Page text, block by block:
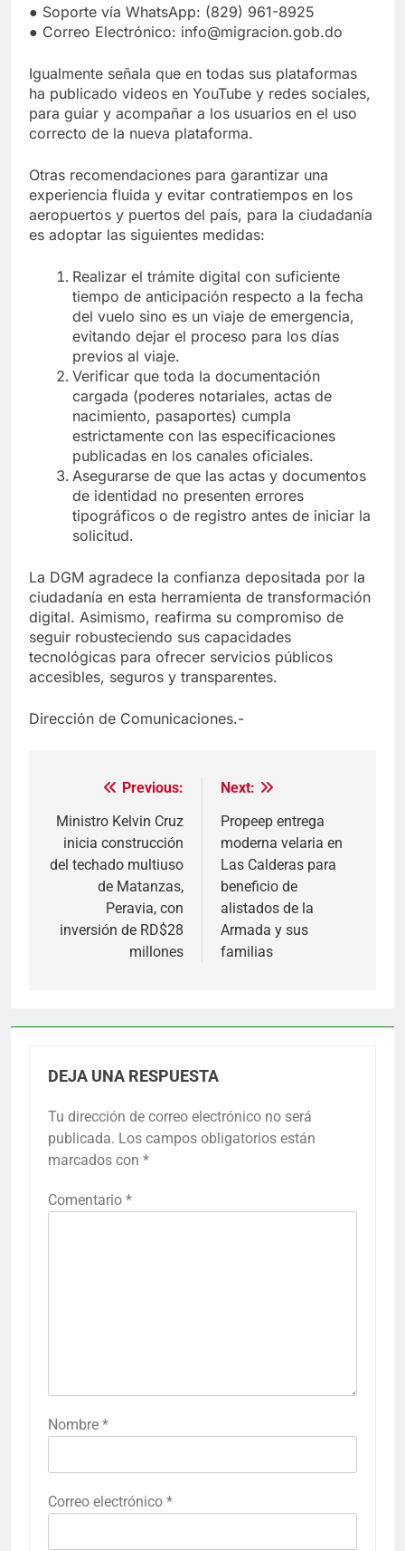
● Soporte vía WhatsApp: (829) 961-8925
● Correo Electrónico: info@migracion.gob.do
Igualmente señala que en todas sus plataformas
ha publicado videos en YouTube y redes sociales,
para guiar y acompañar a los usuarios en el uso
correcto de la nueva plataforma.
Otras recomendaciones para garantizar una
experiencia fluida y evitar contratiempos en los
aeropuertos y puertos del país, para la ciudadanía
es adoptar las siguientes medidas:
Realizar el trámite digital con suficiente
tiempo de anticipación respecto a la fecha
del vuelo sino es un viaje de emergencia,
evitando dejar el proceso para los días
previos al viaje.
Verificar que toda la documentación
cargada (poderes notariales, actas de
nacimiento, pasaportes) cumpla
estrictamente con las especificaciones
publicadas en los canales oficiales.
Asegurarse de que las actas y documentos
de identidad no presenten errores
tipográficos o de registro antes de iniciar la
solicitud.
La DGM agradece la confianza depositada por la
ciudadanía en esta herramienta de transformación
digital. Asimismo, reafirma su compromiso de
seguir robusteciendo sus capacidades
tecnológicas para ofrecer servicios públicos
accesibles, seguros y transparentes.
Dirección de Comunicaciones.-
Navegación
de
entradas
Previous:
Ministro Kelvin Cruz
inicia construcción
del techado multiuso
de Matanzas,
Peravia, con
inversión de RD$28
millones
Next:
Propeep entrega
moderna velaria en
Las Calderas para
beneficio de
alistados de la
Armada y sus
familias
DEJA UNA RESPUESTA
Tu dirección de correo electrónico no será
publicada. Los campos obligatorios están
marcados con *
Comentario *
Nombre *
Correo electrónico *